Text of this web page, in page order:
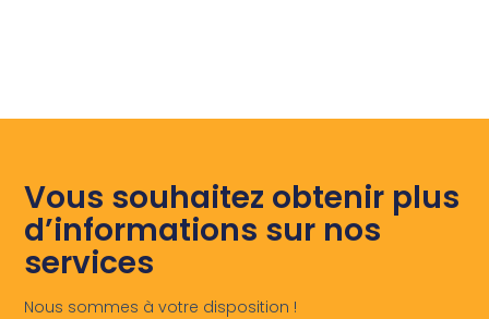
Vous souhaitez obtenir plus
d’informations sur nos
services
Nous sommes à votre disposition !